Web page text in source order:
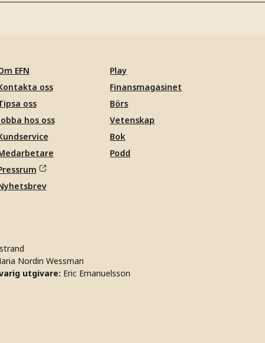
EFN
oss
oss
hos oss
Play
Finansmagasinet
Börs
Vetenskap
Bok
Podd
Nordin Wessman
utgivare: Eric Emanuelsson